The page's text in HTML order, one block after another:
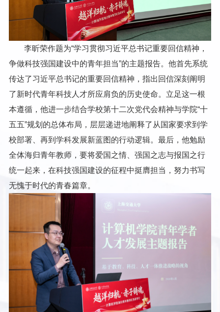
李昕荣作题为“学习贯彻习近平总书记重要回信精神，
争做科技强国建设中的青年担当”的主题报告。他首先系统
传达了习近平总书记的重要回信精神，指出回信深刻阐明
了新时代青年科技人才所应肩负的历史使命。立足这一根
本遵循，他进一步结合学校第十二次党代会精神与学院“十
五五”规划的总体布局，层层递进地阐释了从国家要求到学
校部署、再到学科发展新蓝图的行动逻辑。最后，他勉励
全体海归青年教师，要将爱国之情、强国之志与报国之行
统一起来，在科技强国建设的征程中挺膺担当，努力书写
无愧于时代的青春篇章。